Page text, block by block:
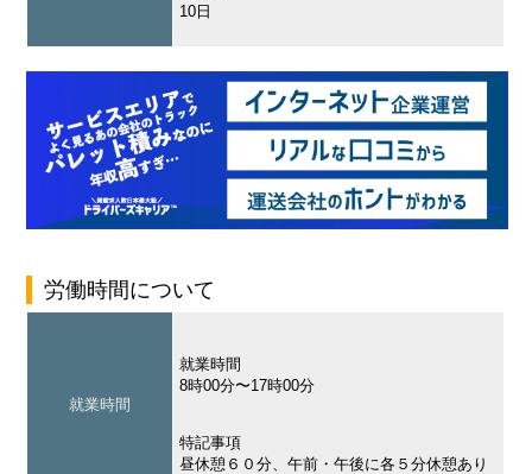
10日
労働時間について
就業時間
就業時間
8時00分〜17時00分
特記事項
昼休憩６０分、午前・午後に各５分休憩あり